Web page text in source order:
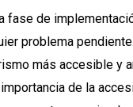
de
problema pendiente.
más accesible y
de la